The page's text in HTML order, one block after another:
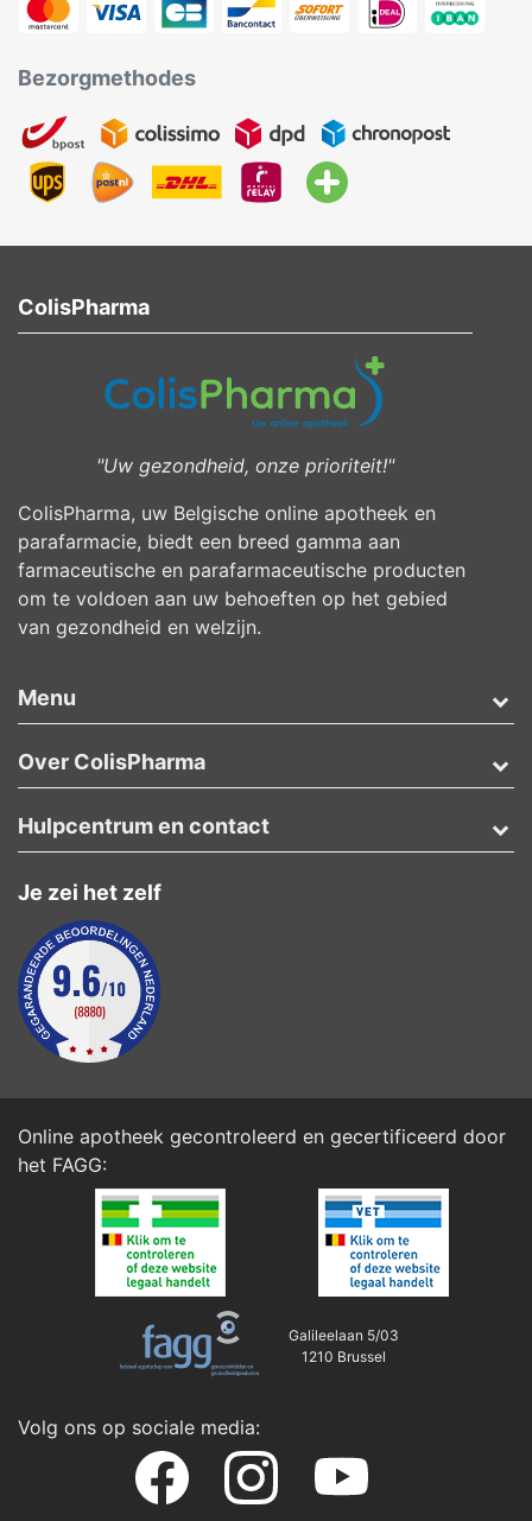
Bezorgmethodes
ColisPharma
"Uw gezondheid, onze prioriteit!"
ColisPharma, uw Belgische online apotheek en
parafarmacie, biedt een breed gamma aan
farmaceutische en parafarmaceutische producten
om te voldoen aan uw behoeften op het gebied
van gezondheid en welzijn.
Menu
Over ColisPharma
Je zei het zelf
Hulpcentrum en contact
Online apotheek gecontroleerd en gecertificeerd door
het FAGG:
Galileelaan 5/03
1210 Brussel
Volg ons op sociale media: